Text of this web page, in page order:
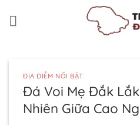
ĐỊA ĐIỂM NỔI BẬT
Đá Voi Mẹ Đắk
Nhiên Giữa Cao